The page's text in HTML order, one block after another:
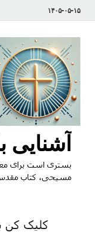
۱۴۰۵-۰۵-۱۵
آشنایی
بستری است برای
مسیحی، کتاب
کلیک کن